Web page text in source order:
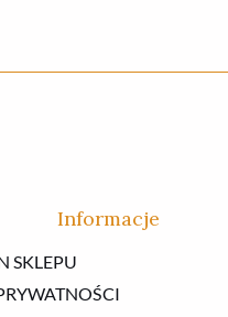
Informacje
SKLEPU